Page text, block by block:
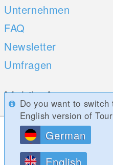
Unternehmen
FAQ
Newsletter
Umfragen
Mobile Apps
iOS
Android
Do you want to switch
English version of
German
English
Diese Website
die bestmögliche
können.